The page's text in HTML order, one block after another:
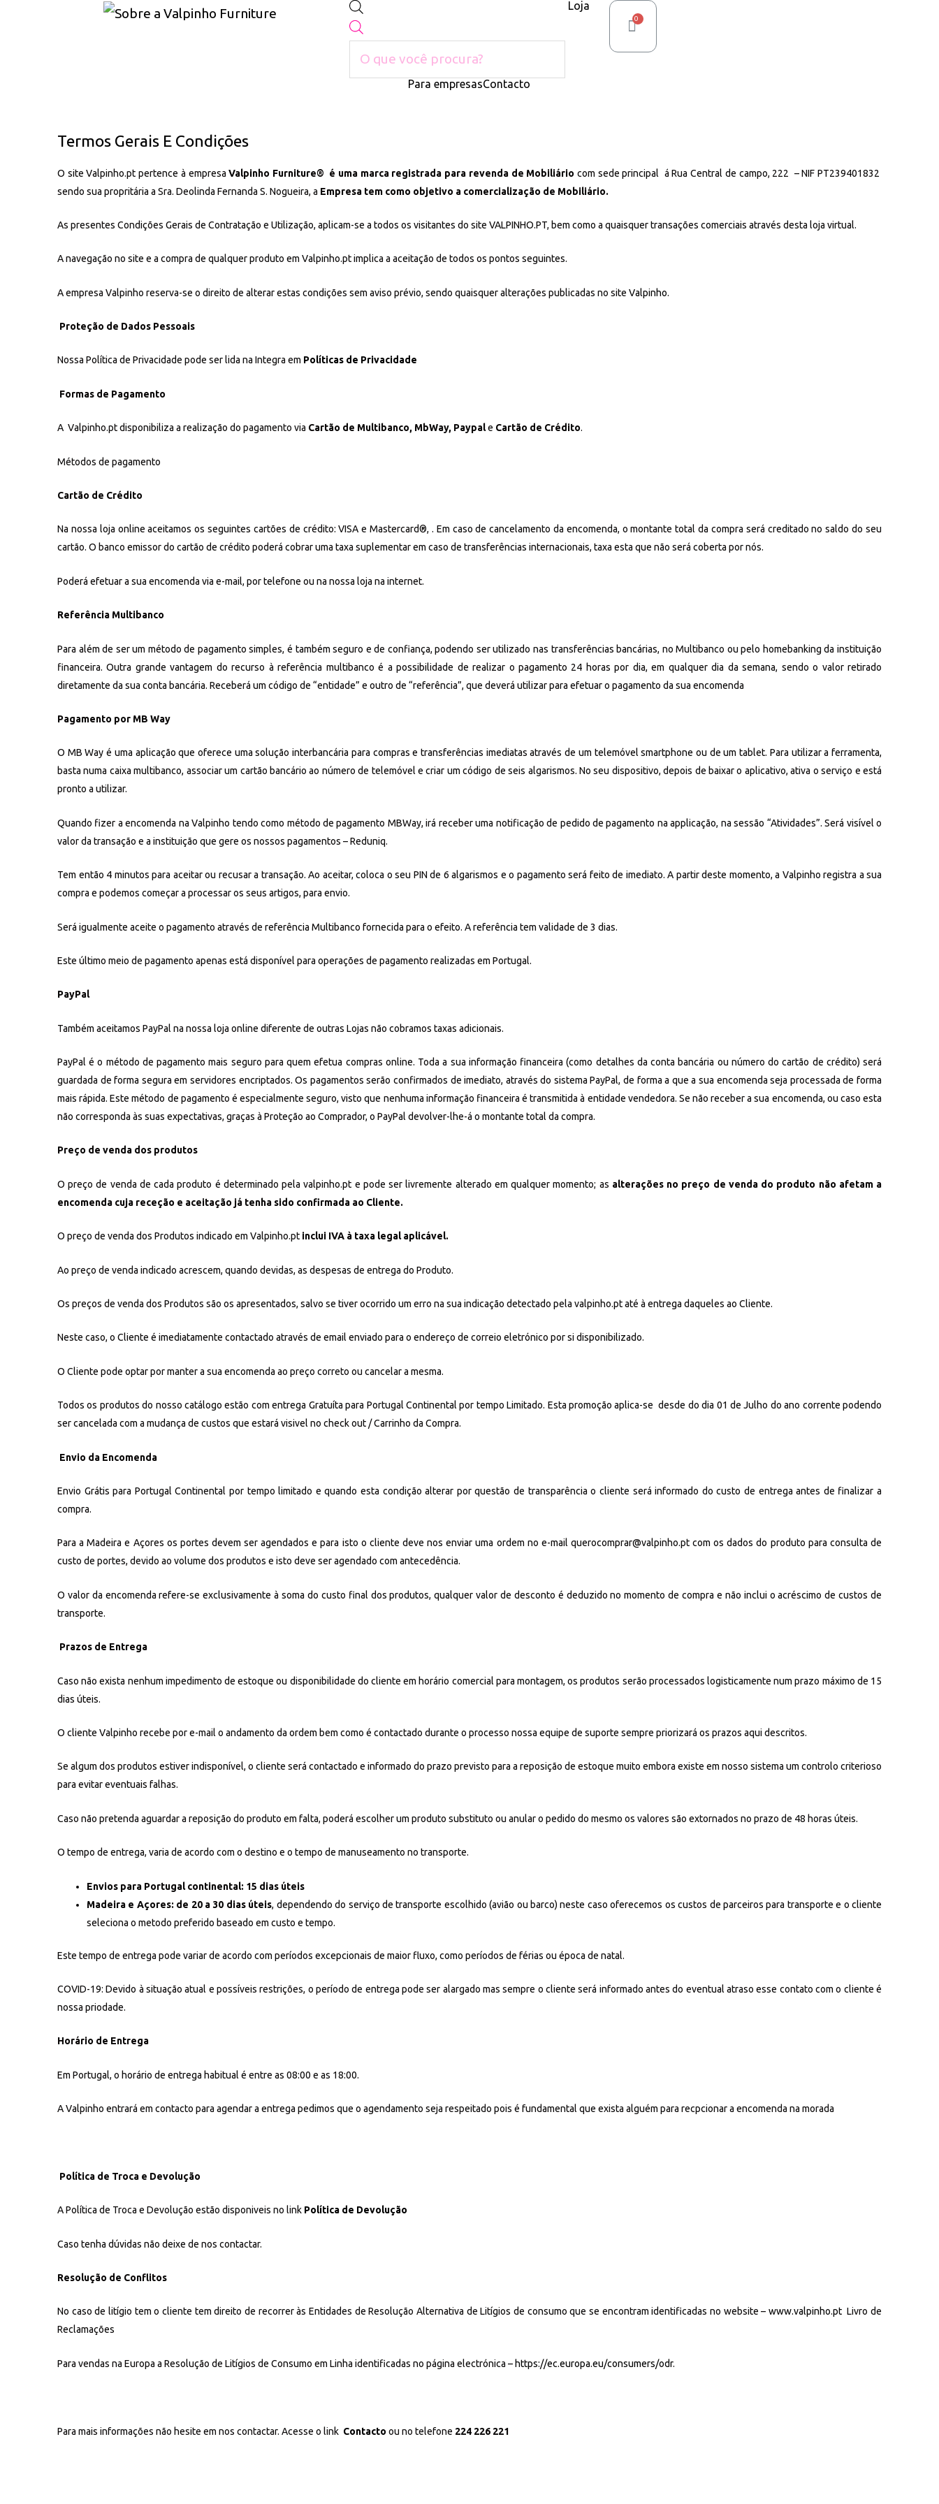
Loja
Para empresasContacto
Termos Gerais E Condições
O site Valpinho.pt pertence à empresaValpinho Furniture® é uma marca registrada para revenda de Mobiliário com sede principal á Rua Central de campo, 222 – NIF PT239401832
sendo sua propritária a Sra. Deolinda Fernanda S. Nogueira, a Empresa tem como objetivo a comercialização de Mobiliário.
As presentes Condições Gerais de Contratação e Utilização, aplicam-se a todos os visitantes do site VALPINHO.PT, bem como a quaisquer transações comerciais através desta loja virtual.
A navegação no site e a compra de qualquer produto em Valpinho.pt implica a aceitação de todos os pontos seguintes.
A empresa Valpinho reserva-se o direito de alterar estas condições sem aviso prévio, sendo quaisquer alterações publicadas no site Valpinho.
Proteção de Dados Pessoais
Nossa Política de Privacidade pode ser lida na Integra em Políticas de Privacidade
Formas de Pagamento
A Valpinho.pt disponibiliza a realização do pagamento via Cartão de Multibanco, MbWay, Paypale Cartão de Crédito.
Métodos de pagamento
Cartão de Crédito
Na nossa loja online aceitamos os seguintes cartões de crédito: VISA e Mastercard®, . Em caso de cancelamento da encomenda, o montante total da compra será creditado no saldo do seu
cartão. O banco emissor do cartão de crédito poderá cobrar uma taxa suplementar em caso de transferências internacionais, taxa esta que não será coberta por nós.
Poderá efetuar a sua encomenda via e-mail, por telefone ou na nossa loja na internet.
Referência Multibanco
Para além de ser um método de pagamento simples, é também seguro e de confiança, podendo ser utilizado nas transferências bancárias, no Multibanco ou pelo homebanking da instituição
financeira. Outra grande vantagem do recurso à referência multibanco é a possibilidade de realizar o pagamento 24 horas por dia, em qualquer dia da semana, sendo o valor retirado
diretamente da sua conta bancária. Receberá um código de “entidade” e outro de “referência”, que deverá utilizar para efetuar o pagamento da sua encomenda
Pagamento por MB Way
O MB Way é uma aplicação que oferece uma solução interbancária para compras e transferências imediatas através de um telemóvel smartphone ou de um tablet. Para utilizar a ferramenta,
basta numa caixa multibanco, associar um cartão bancário ao número de telemóvel e criar um código de seis algarismos. No seu dispositivo, depois de baixar o aplicativo, ativa o serviço e está
pronto a utilizar.
Quando fizer a encomenda na Valpinho tendo como método de pagamento MBWay, irá receber uma notificação de pedido de pagamento na applicação, na sessão “Atividades”. Será visível o
valor da transação e a instituição que gere os nossos pagamentos – Reduniq.
Tem então 4 minutos para aceitar ou recusar a transação. Ao aceitar, coloca o seu PIN de 6 algarismos e o pagamento será feito de imediato. A partir deste momento, a Valpinho registra a sua
compra e podemos começar a processar os seus artigos, para envio.
Será igualmente aceite o pagamento através de referência Multibanco fornecida para o efeito. A referência tem validade de 3 dias.
Este último meio de pagamento apenas está disponível para operações de pagamento realizadas em Portugal.
PayPal
Também aceitamos PayPal na nossa loja online diferente de outras Lojas não cobramos taxas adicionais.
PayPal é o método de pagamento mais seguro para quem efetua compras online. Toda a sua informação financeira (como detalhes da conta bancária ou número do cartão de crédito) será
guardada de forma segura em servidores encriptados. Os pagamentos serão confirmados de imediato, através do sistema PayPal, de forma a que a sua encomenda seja processada de forma
mais rápida. Este método de pagamento é especialmente seguro, visto que nenhuma informação financeira é transmitida à entidade vendedora. Se não receber a sua encomenda, ou caso esta
não corresponda às suas expectativas, graças à Proteção ao Comprador, o PayPal devolver-lhe-á o montante total da compra.
Preço de venda dos produtos
O preço de venda de cada produto é determinado pela valpinho.pt e pode ser livremente alterado em qualquer momento; as alterações no preço de venda do produto não afetam a
encomenda cuja receção e aceitação já tenha sido confirmada ao Cliente.
O preço de venda dos Produtos indicado em Valpinho.pt inclui IVA à taxa legal aplicável.
Ao preço de venda indicado acrescem, quando devidas, as despesas de entrega do Produto.
Os preços de venda dos Produtos são os apresentados, salvo se tiver ocorrido um erro na sua indicação detectado pela valpinho.pt até à entrega daqueles ao Cliente.
Neste caso, o Cliente é imediatamente contactado através de email enviado para o endereço de correio eletrónico por si disponibilizado.
O Cliente pode optar por manter a sua encomenda ao preço correto ou cancelar a mesma.
Todos os produtos do nosso catálogo estão com entrega Gratuíta para Portugal Continental por tempo Limitado. Esta promoção aplica-se desde do dia 01 de Julho do ano corrente podendo
ser cancelada com a mudança de custos que estará visivel no check out / Carrinho da Compra.
Envio da Encomenda
Envio Grátis para Portugal Continental por tempo limitado e quando esta condição alterar por questão de transparência o cliente será informado do custo de entrega antes de finalizar a
compra.
Para a Madeira e Açores os portes devem ser agendados e para isto o cliente deve nos enviar uma ordem no e-mail querocomprar@valpinho.pt com os dados do produto para consulta de
custo de portes, devido ao volume dos produtos e isto deve ser agendado com antecedência.
O valor da encomenda refere-se exclusivamente à soma do custo final dos produtos, qualquer valor de desconto é deduzido no momento de compra e não inclui o acréscimo de custos de
transporte.
Prazos de Entrega
Caso não exista nenhum impedimento de estoque ou disponibilidade do cliente em horário comercial para montagem, os produtos serão processados logisticamente num prazo máximo de 15
dias úteis.
O cliente Valpinho recebe por e-mail o andamento da ordem bem como é contactado durante o processo nossa equipe de suporte sempre priorizará os prazos aqui descritos.
Se algum dos produtos estiver indisponível, o cliente será contactado e informado do prazo previsto para a reposição de estoque muito embora existe em nosso sistema um controlo criterioso
para evitar eventuais falhas.
Caso não pretenda aguardar a reposição do produto em falta, poderá escolher um produto substituto ou anular o pedido do mesmo os valores são extornados no prazo de 48 horas úteis.
O tempo de entrega, varia de acordo com o destino e o tempo de manuseamento no transporte.
Envios para Portugal continental: 15 dias úteis
Madeira e Açores: de 20 a 30 dias úteis, dependendo do serviço de transporte escolhido (avião ou barco) neste caso oferecemos os custos de parceiros para transporte e o cliente
seleciona o metodo preferido baseado em custo e tempo.
Este tempo de entrega pode variar de acordo com períodos excepcionais de maior fluxo, como períodos de férias ou época de natal.
COVID-19: Devido à situação atual e possíveis restrições, o período de entrega pode ser alargado mas sempre o cliente será informado antes do eventual atraso esse contato com o cliente é
nossa priodade.
Horário de Entrega
Em Portugal, o horário de entrega habitual é entre as 08:00 e as 18:00.
A Valpinho entrará em contacto para agendar a entrega pedimos que o agendamento seja respeitado pois é fundamental que exista alguém para recpcionar a encomenda na morada
Política de Troca e Devolução
A Política de Troca e Devolução estão disponiveis no link Política de Devolução
Caso tenha dúvidas não deixe de nos contactar.
Resolução de Conflitos
No caso de litígio tem o cliente tem direito de recorrer às Entidades de Resolução Alternativa de Litígios de consumo que se encontram identificadas no website – www.valpinho.pt Livro de
Reclamações
Para vendas na Europa a Resolução de Litígios de Consumo em Linha identificadas no página electrónica – https://ec.europa.eu/consumers/odr.
Para mais informações não hesite em nos contactar. Acesse o link Contacto ou no telefone 224 226 221